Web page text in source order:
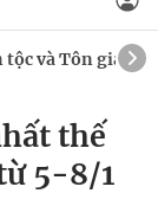
tộc và Tôn giáo
thế
5-8/1